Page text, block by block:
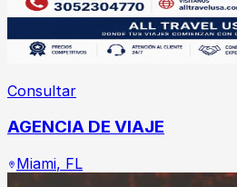
Consultar
AGENCIA DE VIAJE
Miami, FL